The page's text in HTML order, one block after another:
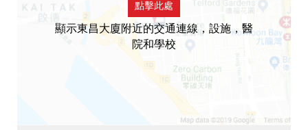
點擊此處
顯示東昌大廈附近的交通連線，設施，醫
院和學校